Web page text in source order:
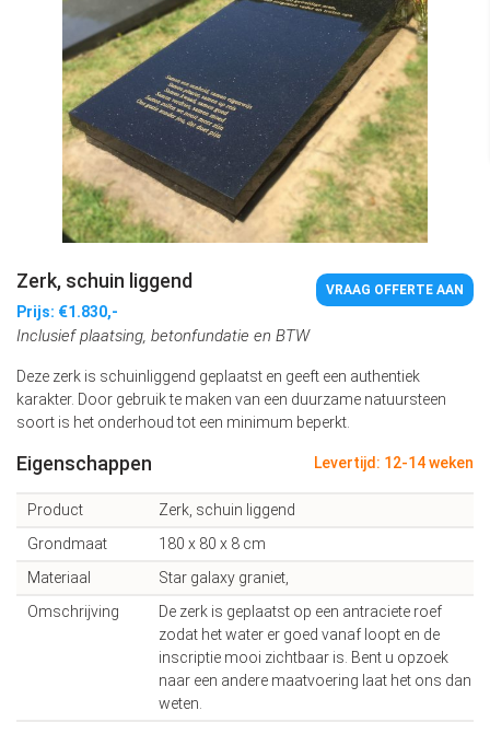
Zerk, schuin liggend
Prijs: €1.830,-
Inclusief plaatsing, betonfundatie en BTW
Deze zerk is schuinliggend geplaatst en geeft een authentiek
karakter. Door gebruik te maken van een duurzame natuursteen
soort is het onderhoud tot een minimum beperkt.
VRAAG OFFERTE AAN
Levertijd: 12-14 weken
Eigenschappen
Product
Zerk, schuin liggend
Grondmaat
180 x 80 x 8 cm
Materiaal
Star galaxy graniet,
Omschrijving
De zerk is geplaatst op een antraciete roef
zodat het water er goed vanaf loopt en de
inscriptie mooi zichtbaar is. Bent u opzoek
naar een andere maatvoering laat het ons dan
weten.